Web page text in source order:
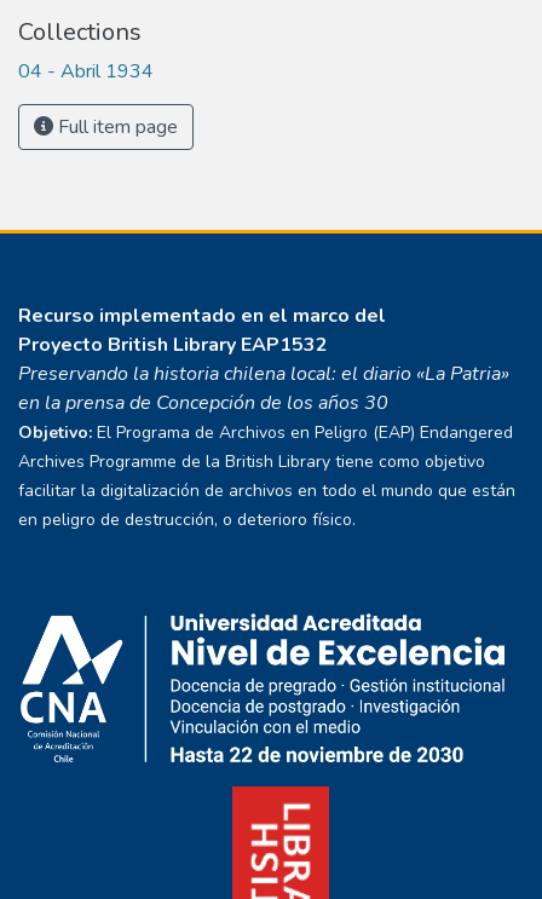
Collections
04 - Abril 1934
Full item page
Recurso implementado en el marco del
Proyecto British Library EAP1532
Preservando la historia chilena local: el diario «La Patria»
en la prensa de Concepción de los años 30
Objetivo: El Programa de Archivos en Peligro (EAP) Endangered
Archives Programme de la British Library tiene como objetivo
facilitar la digitalización de archivos en todo el mundo que están
en peligro de destrucción, o deterioro físico.